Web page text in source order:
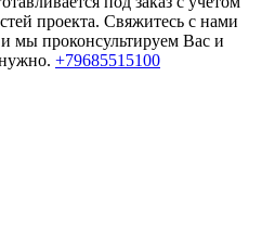
проекта. Свяжитесь с нами
мы проконсультируем Вас и
+79685515100